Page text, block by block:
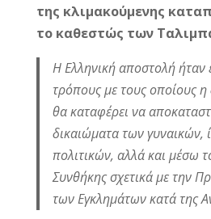
της κλιμακούμενης
το καθεστώς των
H Ελληνική αποστολή ήταν
τρόπους με τους οποίους η
θα καταφέρει να
δικαιώματα των γυναικών,
πολιτικών, αλλά και μέσω
Συνθήκης σχετικά με την
των Εγκλημάτων κατά της